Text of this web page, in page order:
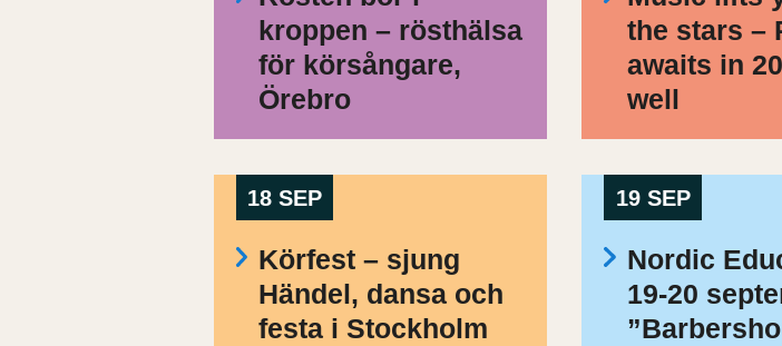
kroppen – rösthälsa
för körsångare,
Örebro
the stars –
awaits in
well
18 SEP
Körfest – sjung
Händel, dansa och
festa i Stockholm
19 SEP
Nordic
19-20